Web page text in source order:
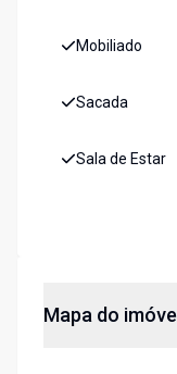
Mobiliado
Sacada
Sala de Estar
Mapa do imóvel